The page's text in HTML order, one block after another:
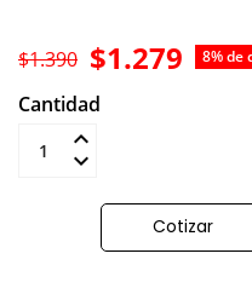
$1.279 8% de
$1.390
Cantidad
Cotizar